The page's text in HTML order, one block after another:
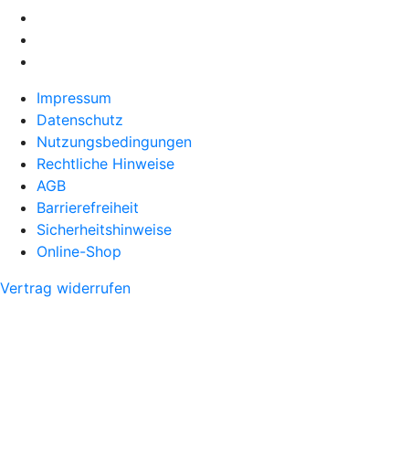
Impressum
Datenschutz
Nutzungsbedingungen
Rechtliche Hinweise
AGB
Barrierefreiheit
Sicherheitshinweise
Online-Shop
Vertrag widerrufen